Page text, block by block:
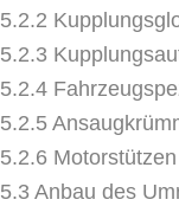
5.2.2
5.2.3
5.2.4
5.2.5
5.2.6
5.3 Anbau des